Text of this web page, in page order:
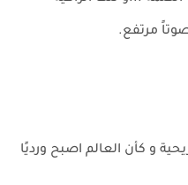
صوتاً مرتفع.
و كأن العالم اصبح ورديًا